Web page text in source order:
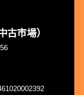
古市場）